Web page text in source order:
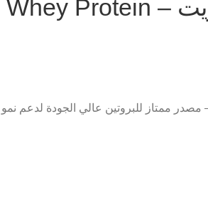
واي بروتين كونسنتريت – Whey Protein
مصدر ممتاز للبروتين عالي الجودة لدعم نمو